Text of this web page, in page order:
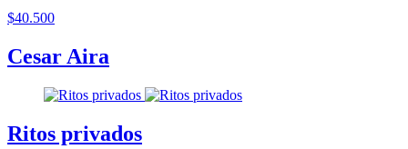
$40.500
Cesar Aira
Ritos privados